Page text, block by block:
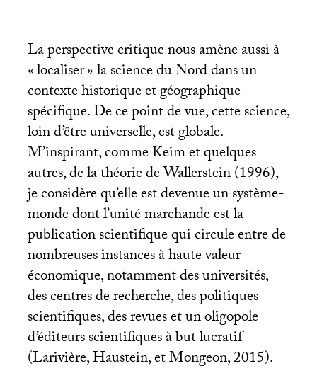
La perspective critique nous amène aussi à
«localiser» la science du Nord dans un
contexte historique et géographique
spécifique. De ce point de vue, cette science,
loin d’être universelle, est globale.
M’inspirant, comme Keim et quelques
autres, de la théorie de Wallerstein (1996),
je considère qu’elle est devenue un système-
monde dont l’unité marchande est la
publication scientifique qui circule entre de
nombreuses instances à haute valeur
économique, notamment des universités,
des centres de recherche, des politiques
scientifiques, des revues et un oligopole
d’éditeurs scientifiques à but lucratif
(Larivière, Haustein, et Mongeon, 2015).